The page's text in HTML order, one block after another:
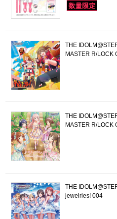
THE
MASTER R/LOCK
THE
MASTER R/
THE
jewelries! 004